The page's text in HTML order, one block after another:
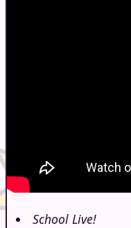
School Live!